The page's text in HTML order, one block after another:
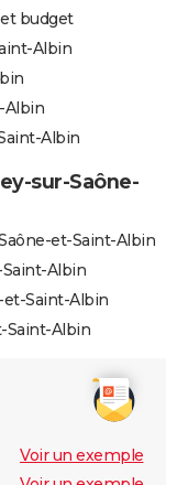
budget
Albin
Albin
Albin
sur-Saône-
et-Saint-Albin
Saint-Albin
et-Saint-Albin
Saint-Albin
Voir un exemple